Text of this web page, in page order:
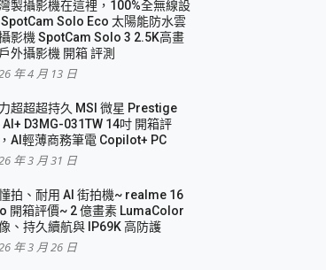
充電器 開箱 評測
體
製攝影機在這裡，100%全無線設
SpotCam Solo Eco 太陽能防水雲
影機 SpotCam Solo 3 2.5K高畫
外攝影機 開箱 評測
年 4 月 13 日
超超超持久 MSI 微星 Prestige
AI+ D3MG-031TW 14吋 開箱評
AI輕薄商務筆電 Copilot+ PC
年 3 月 31 日
拍、耐用 AI 街拍機~ realme 16
開箱評價~ 2 億畫素 LumaColor
、持久續航與 IP69K 高防護
年 3 月 26 日